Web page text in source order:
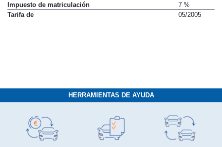
Impuesto de matriculación
7 %
Tarifa de
05/2005
HERRAMIENTAS DE AYUDA